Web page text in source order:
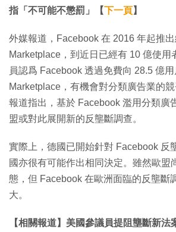
指「不可能不懲罰」【下一頁】
外媒報道，Facebook 在 2016 年起推
Marketplace，到近日已經有 10 億使用
員認爲 Facebook 透過免費向 28.5 億
Marketplace，有機會對分類廣告業的競
報道指出，基於 Facebook 濫用分類廣
盟或對此展開新的反壟斷調查。
實際上，德國已開始針對 Facebook 反
國亦很有可能作出相同決定。雖然歐盟
態，但 Facebook 在歐洲面臨的反壟斷
大。
【相關報道】美國參議員提阻壟斷新